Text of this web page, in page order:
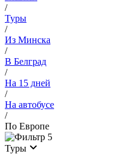
/
Туры
/
Из Минска
/
В Белград
/
На 15 дней
/
На автобусе
/
По Европе
5
Туры